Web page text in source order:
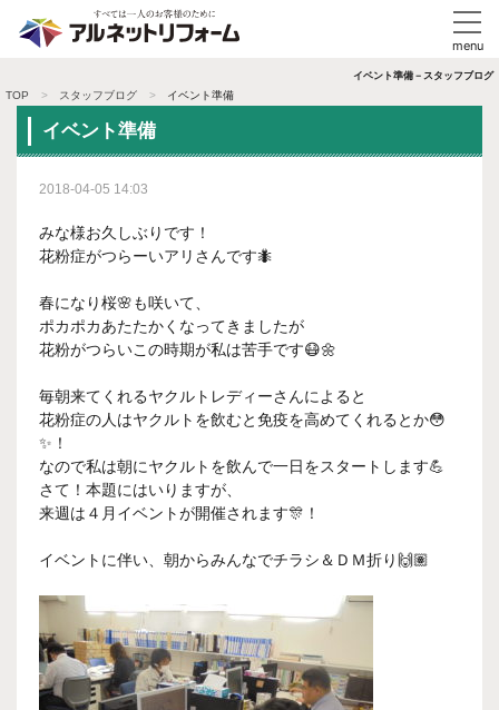
イベント準備－スタッフブログ
TOP スタッフブログ イベント準備
イベント準備
2018-04-05 14:03
みな様お久しぶりです！
花粉症がつらーいアリさんです🐜
春になり桜🌸も咲いて、
ポカポカあたたかくなってきましたが
花粉がつらいこの時期が私は苦手です😷🌼
毎朝来てくれるヤクルトレディーさんによると
花粉症の人はヤクルトを飲むと免疫を高めてくれるとか😳
✨！
なので私は朝にヤクルトを飲んで一日をスタートします💪
さて！本題にはいりますが、
来週は４月イベントが開催されます🎊！
イベントに伴い、朝からみんなでチラシ＆ＤＭ折り🙌🏽